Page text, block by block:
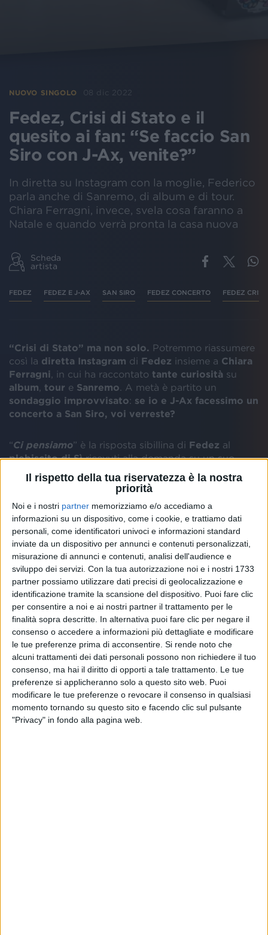
Il rispetto della tua riservatezza è la nostra
priorità
Noi e i nostri partner memorizziamo e/o accediamo a
informazioni su un dispositivo, come i cookie, e trattiamo dati
personali, come identificatori univoci e informazioni standard
inviate da un dispositivo per annunci e contenuti personalizzati,
misurazione di annunci e contenuti, analisi dell'audience e
sviluppo dei servizi. Con la tua autorizzazione noi e i nostri 1733
partner possiamo utilizzare dati precisi di geolocalizzazione e
identificazione tramite la scansione del dispositivo. Puoi fare clic
per consentire a noi e ai nostri partner il trattamento per le
finalità sopra descritte. In alternativa puoi fare clic per negare il
consenso o accedere a informazioni più dettagliate e modificare
le tue preferenze prima di acconsentire. Si rende noto che
alcuni trattamenti dei dati personali possono non richiedere il tuo
consenso, ma hai il diritto di opporti a tale trattamento. Le tue
preferenze si applicheranno solo a questo sito web. Puoi
modificare le tue preferenze o revocare il consenso in qualsiasi
momento tornando su questo sito e facendo clic sul pulsante
"Privacy" in fondo alla pagina web.
NUOVO SINGOLO 08 dic 2022
Fedez, Crisi di Stato e il
quesito ai fan: “Se faccio San
Siro con J-Ax, venite?”
In diretta su Instagram con la moglie, Federico
parla anche di Sanremo, di album e di tour.
Chiara Ferragni, invece, svela cosa faranno a
Natale e quando verrà pronta la casa nuova
Scheda
artista
FEDEZ FEDEZ E J-AX SAN SIRO FEDEZ CONCERTO FEDEZ CRISI
“Crisi di Stato” ma non solo. Potremmo riassumere
così la diretta Instagram di Fedez insieme a Chiara
Ferragni , in cui ha raccontato tante curiosità su
album
tour e Sanremo . A metà è partito un
sondaggio improvvisato: se io e J-Ax facessimo un
concerto a San Siro, voi verreste?
“Ci pensiamo” è la risposta sibillina di Fedez al
plebiscito di Sìricevuti alla domanda su un suo
possibile live estivo con
J-Ax allo stadio di
Altrettanti dubbi ha lasciato anche la sua incertezza
sul fatto se canterà o meno a
moglie sarà la conduttrice della prima e ultima serata.
Di certo siamo alla vigilia dell’uscita di “ Crisi di
Stato”, lanuova canzonedi Fedez che arriva dopo il
duetto conSalmoin “ Viola”. Il brano, prodotto da
Simonetta, entra con dolcezza esplodendo in un
ritornello frenetico e travolgente, in grado di
trasmettere tutto l’amore che l’artista ha riversato nel
testo, per entrare in contatto con il suo pubblico di
sempre e non solo.